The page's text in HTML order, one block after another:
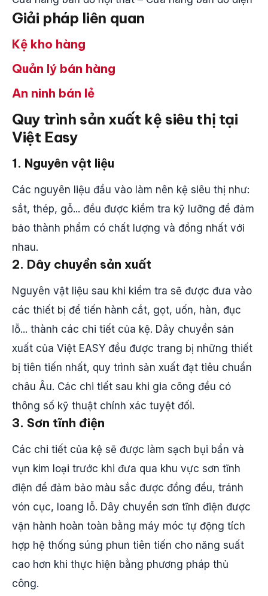
Giải pháp liên quan
Kệ kho hàng
Quản lý bán hàng
An ninh bán lẻ
Quy trình sản xuất kệ siêu thị tại
Việt Easy
1. Nguyên vật liệu
Các nguyên liệu đầu vào làm nên kệ siêu thị như:
sắt, thép, gỗ... đều được kiểm tra kỹ lưỡng để đảm
bảo thành phẩm có chất lượng và đồng nhất với
nhau.
2. Dây chuyền sản xuất
Nguyên vật liệu sau khi kiểm tra sẽ được đưa vào
các thiết bị để tiến hành cắt, gọt, uốn, hàn, đục
lỗ... thành các chi tiết của kệ. Dây chuyền sản
xuất của Việt EASY đều được trang bị những thiết
bị tiên tiến nhất, quy trình sản xuất đạt tiêu chuẩn
châu Âu. Các chi tiết sau khi gia công đều có
thông số kỹ thuật chính xác tuyệt đối.
3. Sơn tĩnh điện
Các chi tiết của kệ sẽ được làm sạch bụi bẩn và
vụn kim loại trước khi đưa qua khu vực sơn tĩnh
điện để đảm bảo màu sắc được đồng đều, tránh
vón cục, loang lỗ. Dây chuyền sơn tĩnh điện được
vận hành hoàn toàn bằng máy móc tự động tích
hợp hệ thống súng phun tiên tiến cho năng suất
cao hơn khi thực hiện bằng phương pháp thủ
công.